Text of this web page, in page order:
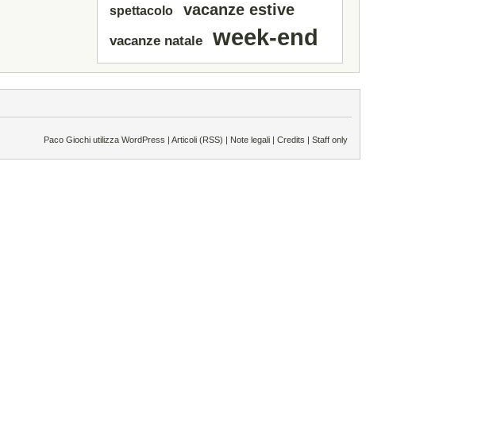
spettacolo vacanze estive
vacanze natale week-end
Paco Giochi utilizza WordPress | Articoli (RSS) | Note legali | Credits | Staff only